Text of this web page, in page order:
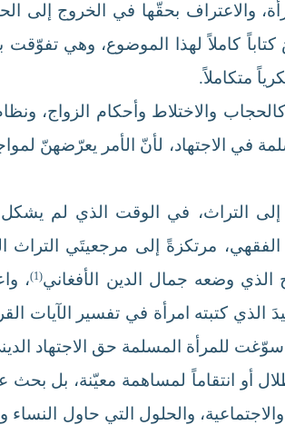
بحقّها في الخروج إلى
كاملاً لهذا الموضوع، وهي
متكاملاً.
والاختلاط وأحكام الزواج، ونظام
الاجتهاد، لأنّ الأمر يعرّضهنّ
التراث، في الوقت الذي لم
مرتكزةً إلى مرجعيتَي التراث
الذي وضعه جمال الدين الأفغاني(1)
،
كتبته امرأة في تفسير الآيات
سوّغت للمرأة المسلمة حق الاجتهاد
أو انتقاماً لمساهمة معيّنة، بل
والحلول التي حاول النساء